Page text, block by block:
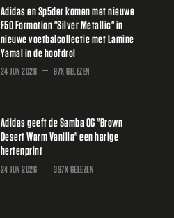
Adidas en Sp5der komen met nieuwe
F50 Formotion "Silver Metallic" in
nieuwe voetbalcollectie met Lamine
Yamal in de hoofdrol
24 JUN 2026 97X GELEZEN
Adidas geeft de Samba OG "Brown
Desert Warm Vanilla" een harige
hertenprint
24 JUN 2026 397X GELEZEN